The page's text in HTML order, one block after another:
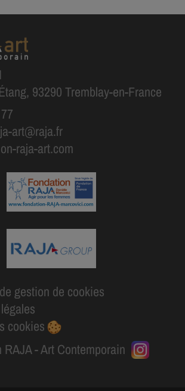
93290 Tremblay-en-France
art@raja.fr
raja-art.com
gestion de cookies
cookies
RAJA - Art Contemporain